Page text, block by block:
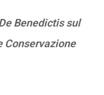
Benedictis sul
Conservazione